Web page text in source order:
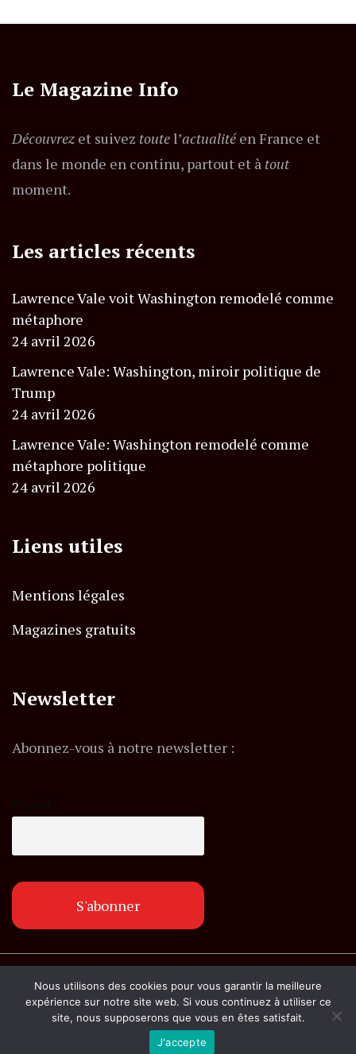
Le Magazine Info
Découvrez et suivez toutel’actualitéen France et
dans le monde en continu, partout et à tout
moment.
Les articles récents
Lawrence Vale voit Washington remodelé comme
métaphore
24 avril 2026
Lawrence Vale: Washington, miroir politique de
Trump
24 avril 2026
Lawrence Vale: Washington remodelé comme
métaphore politique
24 avril 2026
Liens utiles
Mentions légales
Magazines gratuits
Newsletter
Abonnez-vous à notre newsletter :
© Copyright lemagazineinfo.fr. Tous droits
réservés.
Nous utilisons des cookies pour vous garantir la meilleure
expérience sur notre site web. Si vous continuez à utiliser ce
site, nous supposerons que vous en êtes satisfait.
J'accepte